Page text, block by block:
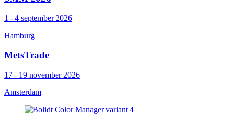
1 - 4 september 2026
Hamburg
MetsTrade
17 - 19 november 2026
Amsterdam